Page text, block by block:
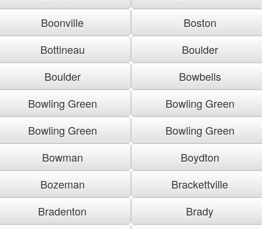
Boonville
Boston
Bottineau
Boulder
Boulder
Bowbells
Bowling Green
Bowling Green
Bowling Green
Bowling Green
Bowman
Boydton
Bozeman
Brackettville
Bradenton
Brady